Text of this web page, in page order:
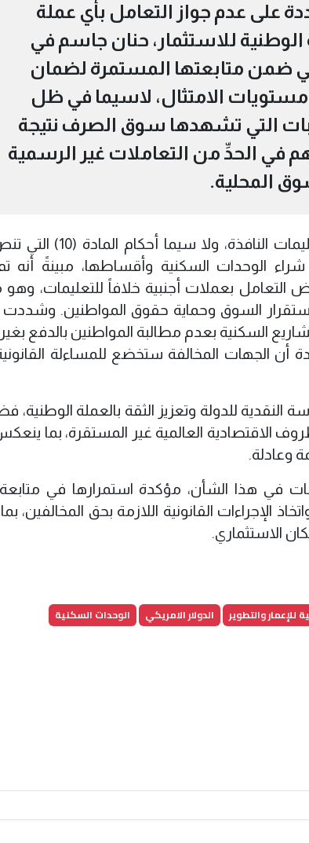
على عدم جواز التعامل بأي عملة
الوطنية للاستثمار، حنان جاسم في
ضمن متابعتها المستمرة لضمان
مستويات الامتثال، لاسيما في ظل
التي تشهدها سوق الصرف نتيجة
في الحدِّ من التعاملات غير الرسمية
المحلية.
‏وأوضحت أن هذا الإجراء يستند إلى الأنظمة والتعليمات
الوحدات السكنية وأقساطها، مبينةً أنه
بعملات أجنبية خلافاً للتعليمات، وهو
السوق وحماية حقوق المواطنين. ‏وشددت
السكنية بعدم مطالبة المواطنين بالدفع بغير
أن الجهات المخالفة ستخضع للمساءلة
للدولة وتعزيز الثقة بالعملة الوطنية،
العالمية غير المستقرة، بما ينعكس
وعادلة.
في هذا الشأن، مؤكدة استمرارها في متابعة
الإجراءات القانونية اللازمة بحق المخالفين،
الاستثماري.
للإعمار والتطوير الدولار الامريكي
الوحدات السكنية